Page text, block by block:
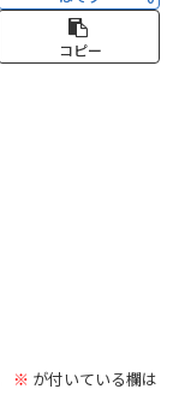
コピー
※ が付いている欄は